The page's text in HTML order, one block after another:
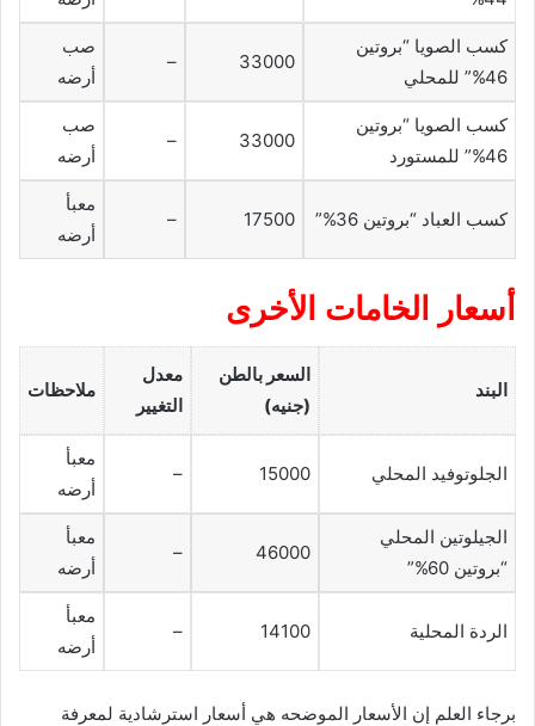
كسب الصويا “بروتين
46%” للمحلي
33000
–
صب
أرضه
كسب الصويا “بروتين
46%” للمستورد
33000
–
صب
أرضه
كسب العباد “بروتين 36%” 17500
–
معبأ
أرضه
أسعار الخامات الأخرى
البند
السعر بالطن
(جنيه)
معدل
التغيير
ملاحظات
الجلوتوفيد المحلي 15000
–
معبأ
أرضه
الجيلوتين المحلي
“بروتين 60%”
46000
–
معبأ
أرضه
الردة المحلية 14100
–
معبأ
أرضه
برجاء العلم إن الأسعار الموضحه هي أسعار استرشادية لمعرفة